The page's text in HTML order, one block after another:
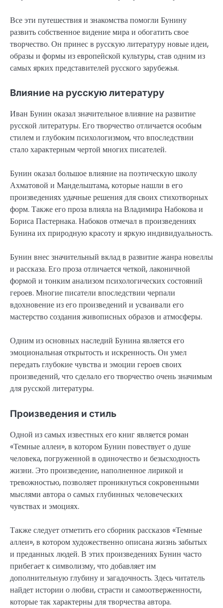
Все эти путешествия и знакомства помогли Бунину
развить собственное видение мира и обогатить свое
творчество. Он принес в русскую литературу новые идеи,
образы и формы из европейской культуры, став одним из
самых ярких представителей русского зарубежья.
Влияние на русскую литературу
Иван Бунин оказал значительное влияние на развитие
русской литературы. Его творчество отличается особым
стилем и глубоким психологизмом, что впоследствии
стало характерным чертой многих писателей.
Бунин оказал большое влияние на поэтическую школу
Ахматовой и Мандельштама, которые нашли в его
произведениях удачные решения для своих стихотворных
форм. Также его проза влияла на Владимира Набокова и
Бориса Пастернака. Набоков отмечал в произведениях
Бунина их природную красоту и яркую индивидуальность.
Бунин внес значительный вклад в развитие жанра новеллы
и рассказа. Его проза отличается четкой, лаконичной
формой и тонким анализом психологических состояний
героев. Многие писатели впоследствии черпали
вдохновение из его произведений и усваивали его
мастерство создания живописных образов и атмосферы.
Одним из основных наследий Бунина является его
эмоциональная открытость и искренность. Он умел
передать глубокие чувства и эмоции героев своих
произведений, что сделало его творчество очень значимым
для русской литературы.
Произведения и стиль
Одной из самых известных его книг является роман
«Темные аллеи», в котором Бунин повествует о душе
человека, погруженной в одиночество и безысходность
жизни. Это произведение, наполненное лирикой и
тревожностью, позволяет проникнуться сокровенными
мыслями автора о самых глубинных человеческих
чувствах и эмоциях.
Также следует отметить его сборник рассказов «Темные
аллеи», в котором художественно описана жизнь забытых
и преданных людей. В этих произведениях Бунин часто
прибегает к символизму, что добавляет им
дополнительную глубину и загадочность. Здесь читатель
найдет истории о любви, страсти и самоотверженности,
которые так характерны для творчества автора.